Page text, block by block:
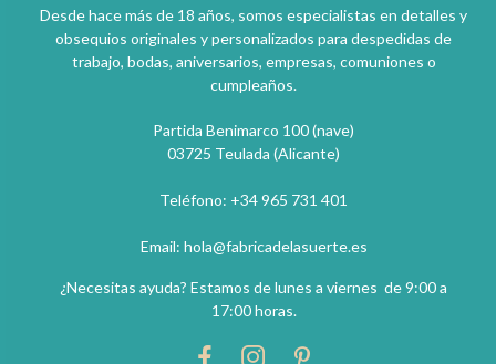
Desde hace más de 18 años, somos especialistas en detalles y
obsequios originales y personalizados para despedidas de
trabajo, bodas, aniversarios, empresas, comuniones o
cumpleaños.
Partida Benimarco 100 (nave)
03725 Teulada (Alicante)
Teléfono: +34 965 731 401
Email: hola@fabricadelasuerte.es
¿Necesitas ayuda? Estamos de lunes a viernes de 9:00 a
17:00 horas.